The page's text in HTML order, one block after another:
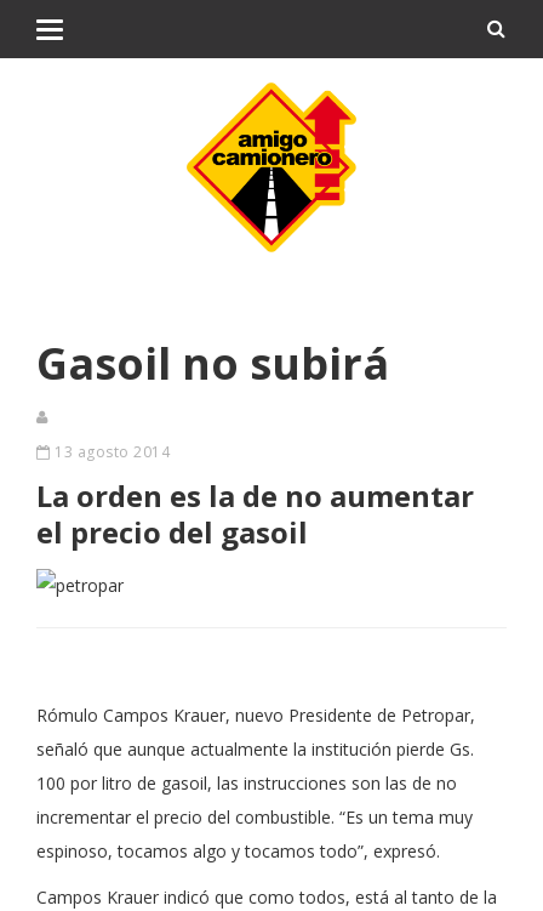
Gasoil no subirá
13 agosto 2014
La orden es la de no aumentar
el precio del gasoil
Rómulo Campos Krauer, nuevo Presidente de Petropar,
señaló que aunque actualmente la institución pierde Gs.
100 por litro de gasoil, las instrucciones son las de no
incrementar el precio del combustible. “Es un tema muy
espinoso, tocamos algo y tocamos todo”, expresó.
Campos Krauer indicó que como todos, está al tanto de la